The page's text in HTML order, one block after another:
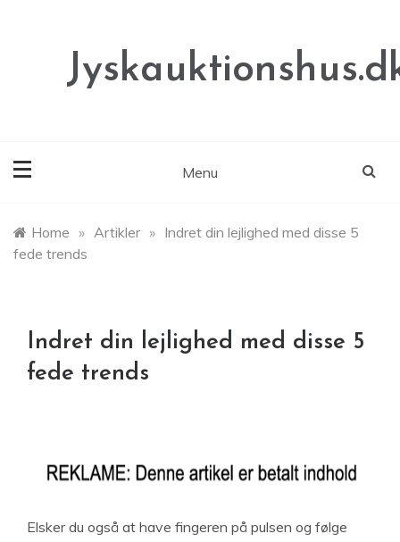
Menu
Home » Artikler » Indret din lejlighed med disse 5
fede trends
Indret din lejlighed med disse 5
fede trends
Elsker du også at have fingeren på pulsen og følge